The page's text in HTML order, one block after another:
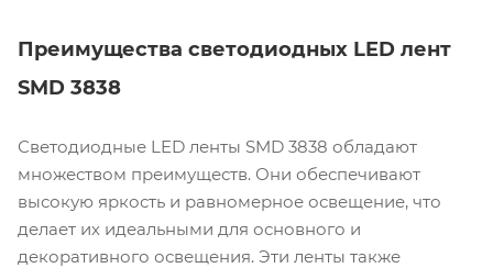
Преимущества светодиодных LED лент
SMD 3838
Светодиодные LED ленты SMD 3838 обладают
множеством преимуществ. Они обеспечивают
высокую яркость и равномерное освещение, что
делает их идеальными для основного и
декоративного освещения. Эти ленты также